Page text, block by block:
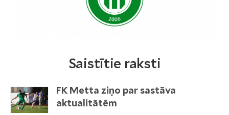
Saistītie raksti
FK Metta ziņo par sastāva
aktualitātēm